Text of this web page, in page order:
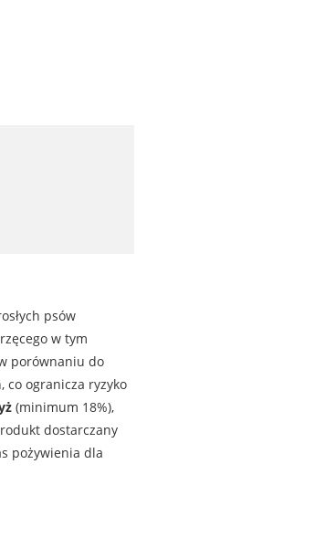
psów
w tym
porównaniu do
co ogranicza ryzyko
(minimum 18%),
dostarczany
pożywienia dla